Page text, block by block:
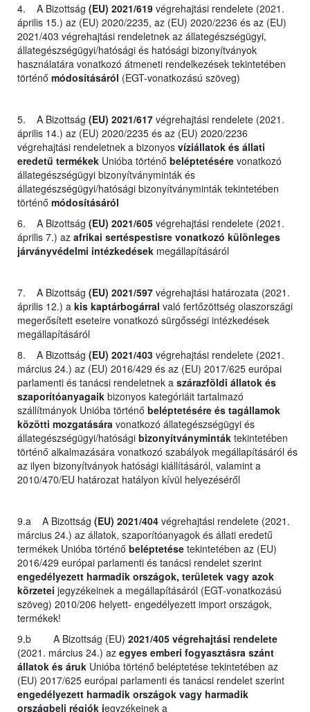
4. A Bizottság (EU) 2021/619 végrehajtási rendelete (2021.
április 15.) az (EU) 2020/2235, az (EU) 2020/2236 és az (EU)
2021/403 végrehajtási rendeletnek az állategészségügyi,
állategészségügyi/hatósági és hatósági bizonyítványok
használatára vonatkozó átmeneti rendelkezések tekintetében
történő módosításáról (EGT-vonatkozású szöveg)
5. A Bizottság (EU) 2021/617 végrehajtási rendelete (2021.
április 14.) az (EU) 2020/2235 és az (EU) 2020/2236
végrehajtási rendeletnek a bizonyos víziállatok és állati
eredetű termékek Unióba történő beléptetésére vonatkozó
állategészségügyi bizonyítványminták és
állategészségügyi/hatósági bizonyítványminták tekintetében
történő módosításáról
6. A Bizottság (EU) 2021/605 végrehajtási rendelete (2021.
április 7.) az afrikai sertéspestisre vonatkozó különleges
járványvédelmi intézkedések megállapításáról
7. A Bizottság (EU) 2021/597 végrehajtási határozata (2021.
április 12.) a kis kaptárbogárral való fertőzöttség olaszországi
megerősített eseteire vonatkozó sürgősségi intézkedések
megállapításáról
8. A Bizottság (EU) 2021/403 végrehajtási rendelete (2021.
március 24.) az (EU) 2016/429 és az (EU) 2017/625 európai
parlamenti és tanácsi rendeletnek a szárazföldi állatok és
szaporítóanyagaik bizonyos kategóriáit tartalmazó
szállítmányok Unióba történő beléptetésére és tagállamok
közötti mozgatására vonatkozó állategészségügyi és
állategészségügyi/hatósági bizonyítványminták tekintetében
történő alkalmazására vonatkozó szabályok megállapításáról és
az ilyen bizonyítványok hatósági kiállításáról, valamint a
2010/470/EU határozat hatályon kívül helyezéséről
9.a A Bizottság (EU) 2021/404 végrehajtási rendelete (2021.
március 24.) az állatok, szaporítóanyagok és állati eredetű
termékek Unióba történő beléptetése tekintetében az (EU)
2016/429 európai parlamenti és tanácsi rendelet szerint
engedélyezett harmadik országok, területek vagy azok
körzetei jegyzékeinek a megállapításáról (EGT-vonatkozású
szöveg) 2010/206 helyett- engedélyezett import országok,
termékek!
9.b A Bizottság (EU) 2021/405 végrehajtási rendelete
(2021. március 24.) az egyes emberi fogyasztásra szánt
állatok és áruk Unióba történő beléptetése tekintetében az
(EU) 2017/625 európai parlamenti és tanácsi rendelet szerint
engedélyezett harmadik országok vagy harmadik
országbeli régiók jegyzékeinek a